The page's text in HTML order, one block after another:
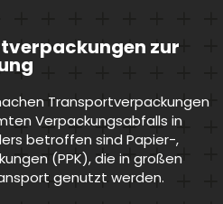
zur
Transportverpackungen
Verpackungsabfalls in
betroffen sind Papier-,
(PPK), die in großen
genutzt werden.